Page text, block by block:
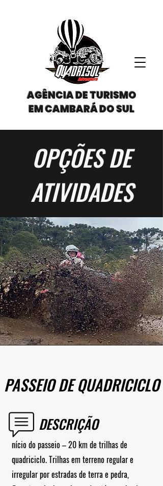
AGÊNCIA DE TURISMO
EM CAMBARÁ DO SUL
OPÇÕES DE
ATIVIDADES
PASSEIO DE QUADRICICLO
DESCRIÇÃO
nício do passeio – 20 km de trilhas de
quadriciclo. Trilhas em terreno regular e
irregular por estradas de terra e pedra,